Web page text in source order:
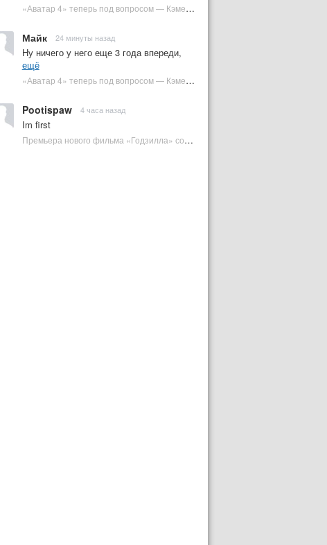
«Аватар 4» теперь под вопросом — Кэмерон решил отойти от продолжения | Plugged In Ru
Майк 24 минуты назад
Ну ничего у него еще 3 года впереди,
ещё
«Аватар 4» теперь под вопросом — Кэмерон решил отойти от продолжения | Plugged In Ru
Pootispaw 4 часа назад
Im first
Премьера нового фильма «Годзилла» состоится за месяц до выхода — студия уверена в качестве | Plugged In Ru